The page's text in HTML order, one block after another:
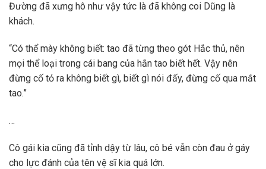
Đường đã xưng hô như vậy tức là đã không coi Dũng là
khách.
“Có thể mày không biết: tao đã từng theo gót Hắc thủ, nên
mọi thể loại trong cái bang của hắn tao biết hết. Vậy nên
đừng cố tỏ ra không biết gì, biết gì nói đấy, đừng cố qua mắt
tao.”
…
Cô gái kia cũng đã tỉnh dậy từ lâu, cô bé vẫn còn đau ở gáy
cho lực đánh của tên vệ sĩ kia quá lớn.